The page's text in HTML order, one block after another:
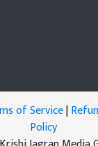
of Service|
Policy